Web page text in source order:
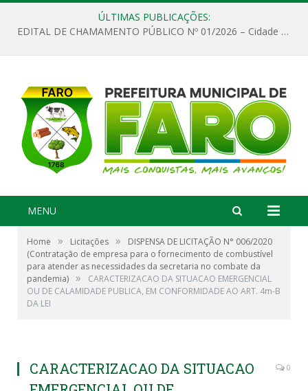
ÚLTIMAS PUBLICAÇÕES:
EDITAL DE CHAMAMENTO PÚBLICO Nº 01/2026 – Cidade de Faro
MENU
Home » Licitações »
DISPENSA DE LICITAÇÃO N° 006/2020
(Contratação de empresa para o fornecimento de combustível
para atender as necessidades da secretaria no combate da
pandemia) »
CARACTERIZACAO DA SITUACAO EMERGENCIAL
OU DE CALAMIDADE PUBLICA, EM CONFORMIDADE AO ART. 4m-B
DA LEI
CARACTERIZACAO DA SITUACAO
0